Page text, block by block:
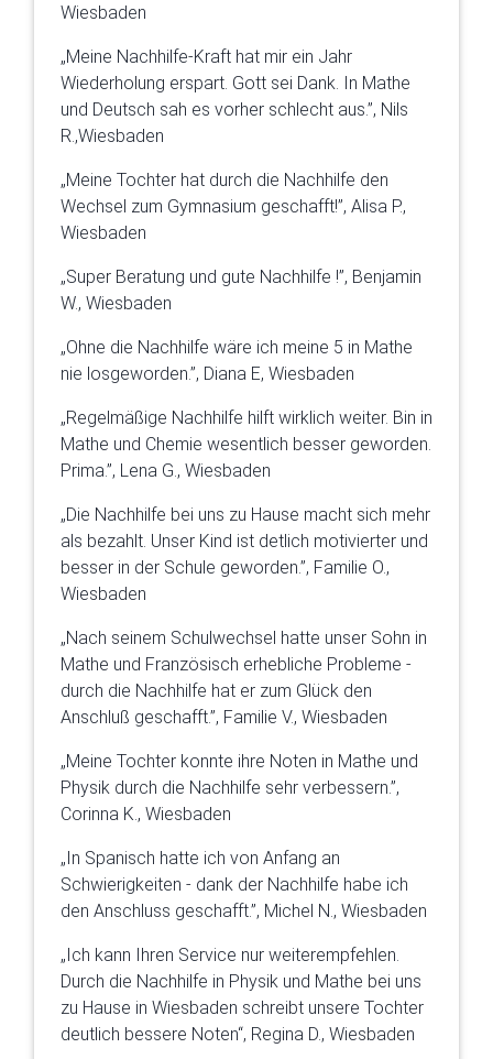
Wiesbaden
„Meine Nachhilfe-Kraft hat mir ein Jahr
Wiederholung erspart. Gott sei Dank. In Mathe
und Deutsch sah es vorher schlecht aus.”, Nils
R.,Wiesbaden
„Meine Tochter hat durch die Nachhilfe den
Wechsel zum Gymnasium geschafft!”, Alisa P.,
Wiesbaden
„Super Beratung und gute Nachhilfe !”, Benjamin
W., Wiesbaden
„Ohne die Nachhilfe wäre ich meine 5 in Mathe
nie losgeworden.”, Diana E, Wiesbaden
„Regelmäßige Nachhilfe hilft wirklich weiter. Bin in
Mathe und Chemie wesentlich besser geworden.
Prima.”, Lena G., Wiesbaden
„Die Nachhilfe bei uns zu Hause macht sich mehr
als bezahlt. Unser Kind ist detlich motivierter und
besser in der Schule geworden.”, Familie O.,
Wiesbaden
„Nach seinem Schulwechsel hatte unser Sohn in
Mathe und Französisch erhebliche Probleme -
durch die Nachhilfe hat er zum Glück den
Anschluß geschafft.”, Familie V., Wiesbaden
„Meine Tochter konnte ihre Noten in Mathe und
Physik durch die Nachhilfe sehr verbessern.”,
Corinna K., Wiesbaden
„In Spanisch hatte ich von Anfang an
Schwierigkeiten - dank der Nachhilfe habe ich
den Anschluss geschafft.”, Michel N., Wiesbaden
„Ich kann Ihren Service nur weiterempfehlen.
Durch die Nachhilfe in Physik und Mathe bei uns
zu Hause in Wiesbaden schreibt unsere Tochter
deutlich bessere Noten“, Regina D., Wiesbaden